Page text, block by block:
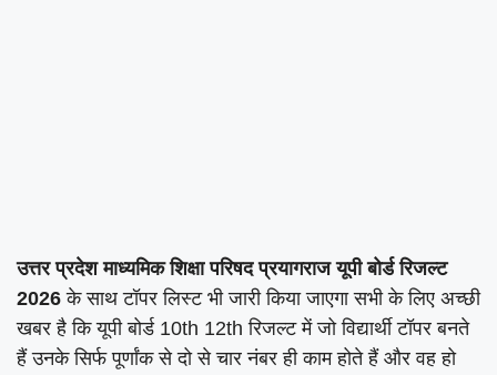
उत्तर प्रदेश माध्यमिक शिक्षा परिषद प्रयागराज यूपी बोर्ड रिजल्ट
2026के साथ टॉपर लिस्ट भी जारी किया जाएगा सभी के लिए अच्छी
खबर है कि यूपी बोर्ड 10th 12th रिजल्ट में जो विद्यार्थी टॉपर बनते
हैं उनके सिर्फ पूर्णांक से दो से चार नंबर ही काम होते हैं और वह हो